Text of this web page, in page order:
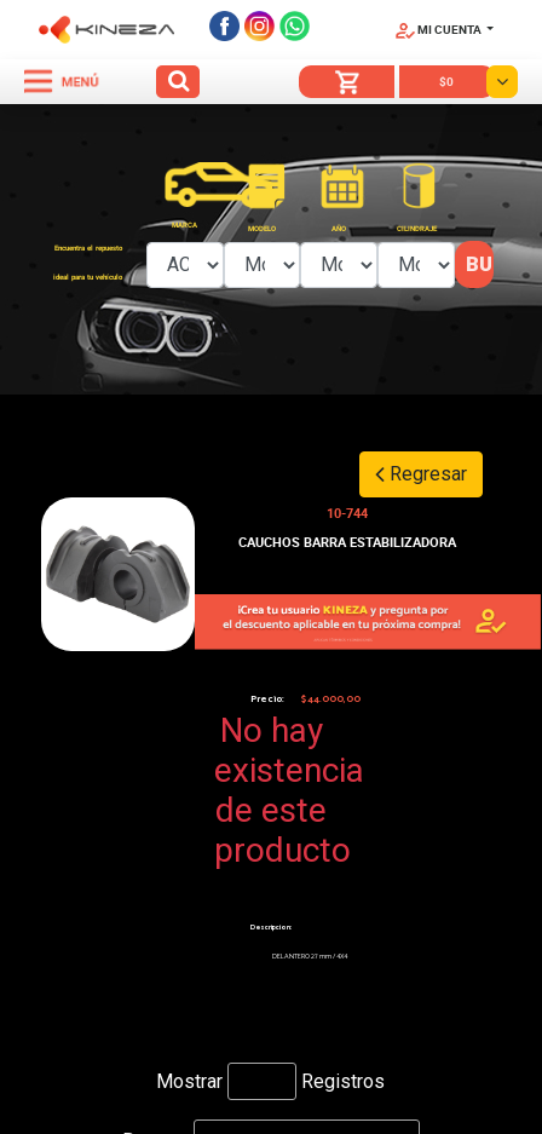
MI CUENTA
$0
Encuentra el repuesto
ideal para tu vehículo
MARCA MODELO AÑO CILINDRAJE
Regresar
10-744
CAUCHOS BARRA ESTABILIZADORA
Precio: $44.000,00
No hay
existencia
de este
producto
Descripcion:
DELANTERO 27 mm / 4X4
Mostrar Registros